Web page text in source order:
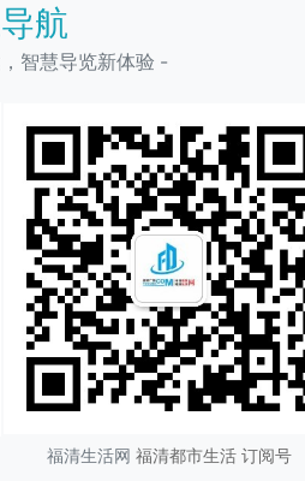
航
智慧导览新体验 -
福清生活网 福清都市生活 订阅号